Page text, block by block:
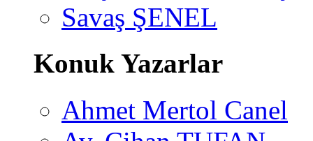
Savaş ŞENEL
Konuk Yazarlar
Ahmet Mertol Canel